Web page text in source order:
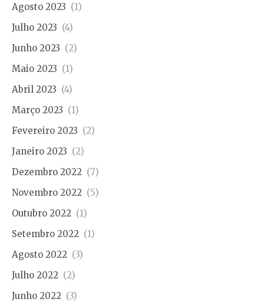
Agosto 2023 (1)
Julho 2023 (4)
Junho 2023 (2)
Maio 2023 (1)
Abril 2023 (4)
Março 2023 (1)
Fevereiro 2023 (2)
Janeiro 2023 (2)
Dezembro 2022 (7)
Novembro 2022 (5)
Outubro 2022 (1)
Setembro 2022 (1)
Agosto 2022 (3)
Julho 2022 (2)
Junho 2022 (3)